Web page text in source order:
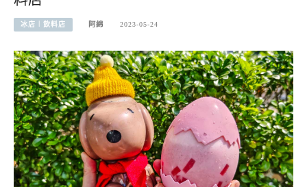
冰店︱飲料店 阿綿 2023-05-24